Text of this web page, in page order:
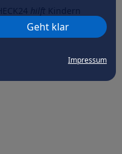
Geht klar
Impressum
hilftder Natur